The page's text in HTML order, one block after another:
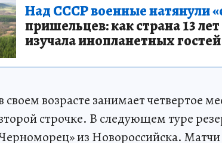
Над СССР военные натянули
пришельцев: как страна 13
изучала инопланетных гостей
возрасте занимает четвертое
строчке. В следующем туре
из Новороссийска. Матчи